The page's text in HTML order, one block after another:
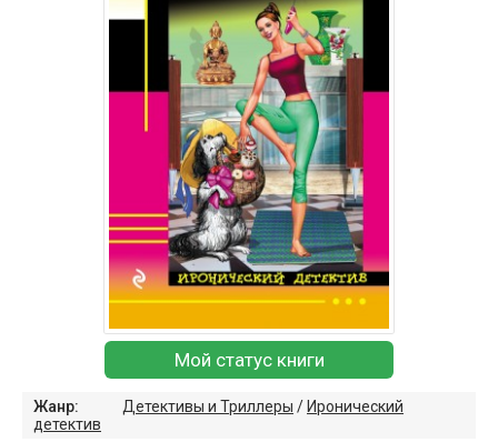
Мой статус книги
Жанр: Детективы и Триллеры / Иронический
детектив